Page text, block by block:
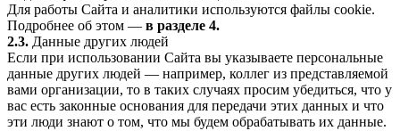
Для работы Сайта и аналитики используются файлы cookie.
Подробнее об этом — в разделе 4.
2.3. Данные других людей
Если при использовании Сайта вы указываете персональные
данные других людей — например, коллег из представляемой
вами организации, то в таких случаях просим убедиться, что у
вас есть законные основания для передачи этих данных и что
эти люди знают о том, что мы будем обрабатывать их данные.